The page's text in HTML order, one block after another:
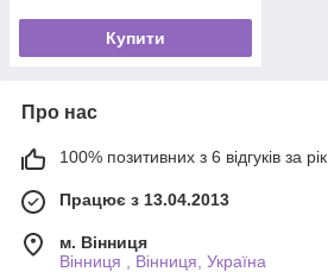
Купити
Про нас
100% позитивних з 6 відгуків за рік
Працює з 13.04.2013
м. Вінниця
Вінниця , Вінниця, Україна